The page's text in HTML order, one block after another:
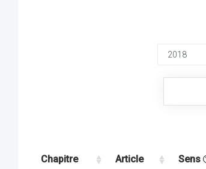
Chapitre Article Sens